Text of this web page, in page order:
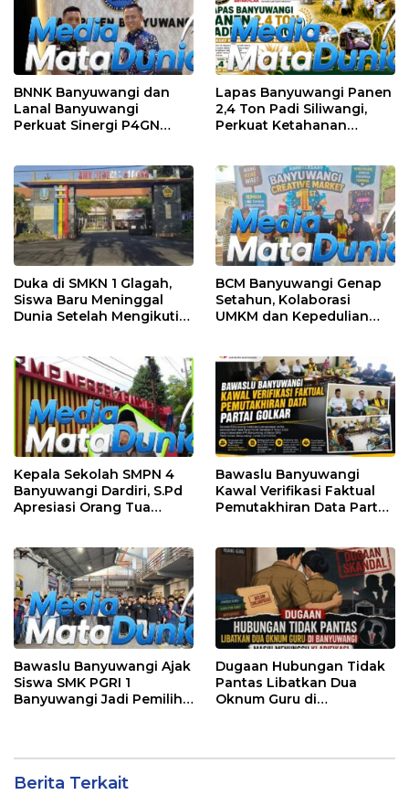
BNNK Banyuwangi dan
Lanal Banyuwangi
Perkuat Sinergi P4GN
Lapas Banyuwangi Panen
2,4 Ton Padi Siliwangi,
Perkuat Ketahanan
Duka di SMKN 1 Glagah,
Siswa Baru Meninggal
Dunia Setelah Mengikuti
BCM Banyuwangi Genap
Setahun, Kolaborasi
UMKM dan Kepedulian
Kepala Sekolah SMPN 4
Banyuwangi Dardiri, S.Pd
Apresiasi Orang Tua
Depan Gerbang Sekolah
Bawaslu Banyuwangi
Kawal Verifikasi Faktual
Pemutakhiran Data Partai
Bawaslu Banyuwangi Ajak
Siswa SMK PGRI 1
Banyuwangi Jadi Pemilih
Dugaan Hubungan Tidak
Pantas Libatkan Dua
Oknum Guru di
Berita Terkait